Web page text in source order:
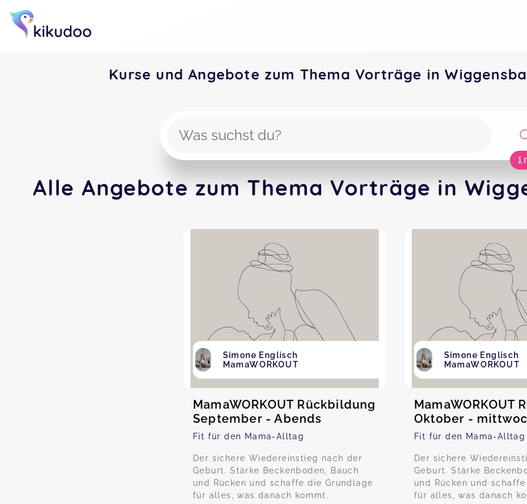
Kurse und Angebote zum Thema Vorträge in
Alle Angebote zum Thema Vorträge in
Simone Englisch
MamaWORKOUT
MamaWORKOUT Rückbildung
September - Abends
Fit für den Mama-Alltag
Der sichere Wiedereinstieg nach der
Geburt. Stärke Beckenboden, Bauch
und Rücken und schaffe die Grundlage
für alles, was danach kommt.
Simone Englisch
MamaWORKOUT
MamaWORKOUT
Oktober -
Fit für den Mama-Alltag
Der sichere
Geburt. Stärke
und Rücken und
für alles, was danach